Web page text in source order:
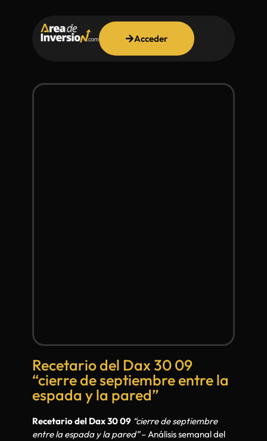
Acceder
Recetario del Dax 30 09
“cierre de septiembre entre la
espada y la pared”
Recetario del Dax 30 09 “cierre de septiembre
entre la espada y la pared”– Análisis semanal del